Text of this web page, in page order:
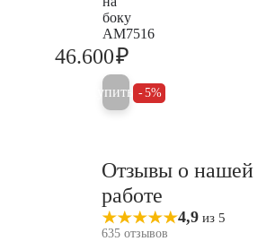
боку
AM7516
46.600₽
Купить 5%
Отзывы о нашей
работе
4,9 из 5
635 отзывов